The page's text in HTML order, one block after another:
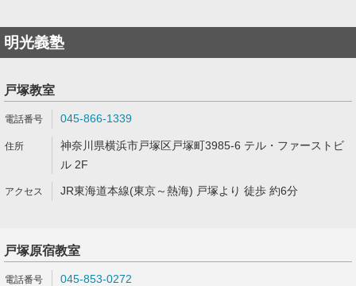
明光義塾
戸塚教室
045-866-1339
神奈川県横浜市戸塚区戸塚町3985-6 テル・ファーストビ
ル 2F
JR東海道本線(東京～熱海) 戸塚より 徒歩 約6分
戸塚原宿教室
045-853-0272